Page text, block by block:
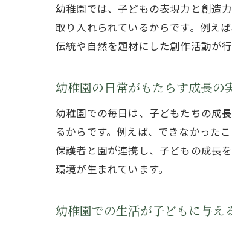
幼稚園では、子どもの表現力と創造
取り入れられているからです。例え
伝統や自然を題材にした創作活動が
幼稚園の日常がもたらす成長の
幼稚園での毎日は、子どもたちの成
るからです。例えば、できなかった
保護者と園が連携し、子どもの成長
環境が生まれています。
幼稚園での生活が子どもに与え